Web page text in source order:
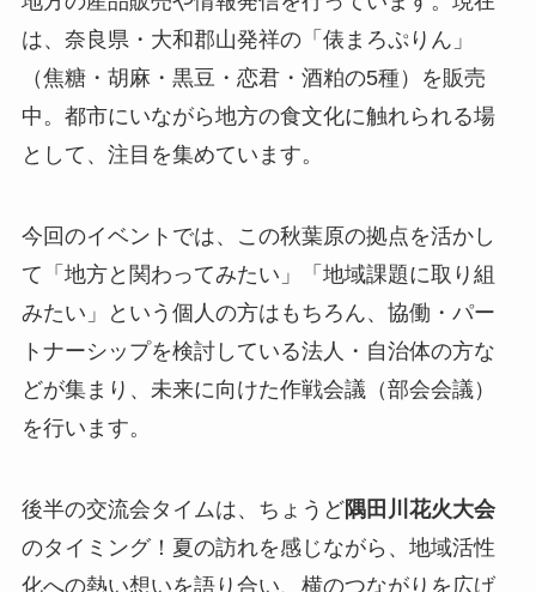
は、奈良県・大和郡山発祥の「俵まろぷりん」
（焦糖・胡麻・黒豆・恋君・酒粕の5種）を販売
中。都市にいながら地方の食文化に触れられる場
として、注目を集めています。
今回のイベントでは、この秋葉原の拠点を活かし
て「地方と関わってみたい」「地域課題に取り組
みたい」という個人の方はもちろん、協働・パー
トナーシップを検討している法人・自治体の方な
どが集まり、未来に向けた作戦会議（部会会議）
を行います。
後半の交流会タイムは、ちょうど隅田川花火大会
のタイミング！夏の訪れを感じながら、地域活性
化への熱い想いを語り合い、横のつながりを広げ